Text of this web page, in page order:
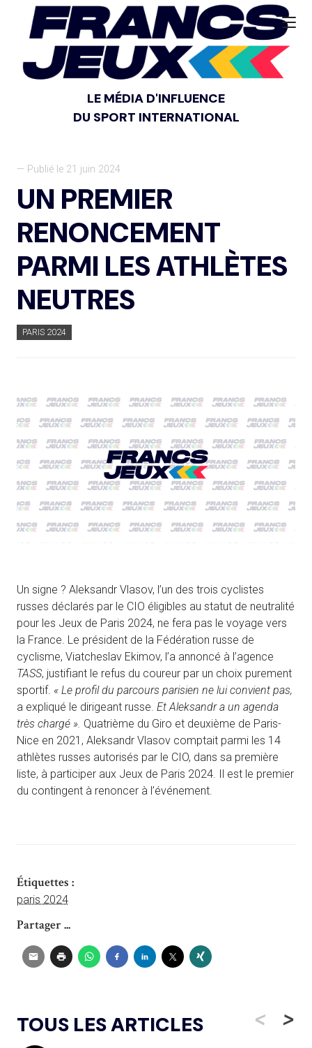
LE MÉDIA D'INFLUENCE
DU SPORT INTERNATIONAL
— Publié le 21 juin 2024
UN PREMIER
RENONCEMENT
PARMI LES ATHLÈTES
NEUTRES
PARIS 2024
Un signe ? Aleksandr Vlasov, l’un des trois cyclistes
russes déclarés par le CIO éligibles au statut de neutralité
pour les Jeux de Paris 2024, ne fera pas le voyage vers
la France. Le président de la Fédération russe de
cyclisme, Viatcheslav Ekimov, l’a annoncé à l’agence
TASS, justifiant le refus du coureur par un choix purement
sportif. « Le profil du parcours parisien ne lui convient pas,
a expliqué le dirigeant russe. Et Aleksandra un agenda
très chargé ». Quatrième du Giro et deuxième de Paris-
Nice en 2021, Aleksandr Vlasov comptait parmi les 14
athlètes russes autorisés par le CIO, dans sa première
liste, à participer aux Jeux de Paris 2024. Il est le premier
du contingent à renoncer à l’événement.
Étiquettes :
paris 2024
Partager ...
TOUS LES ARTICLES < >